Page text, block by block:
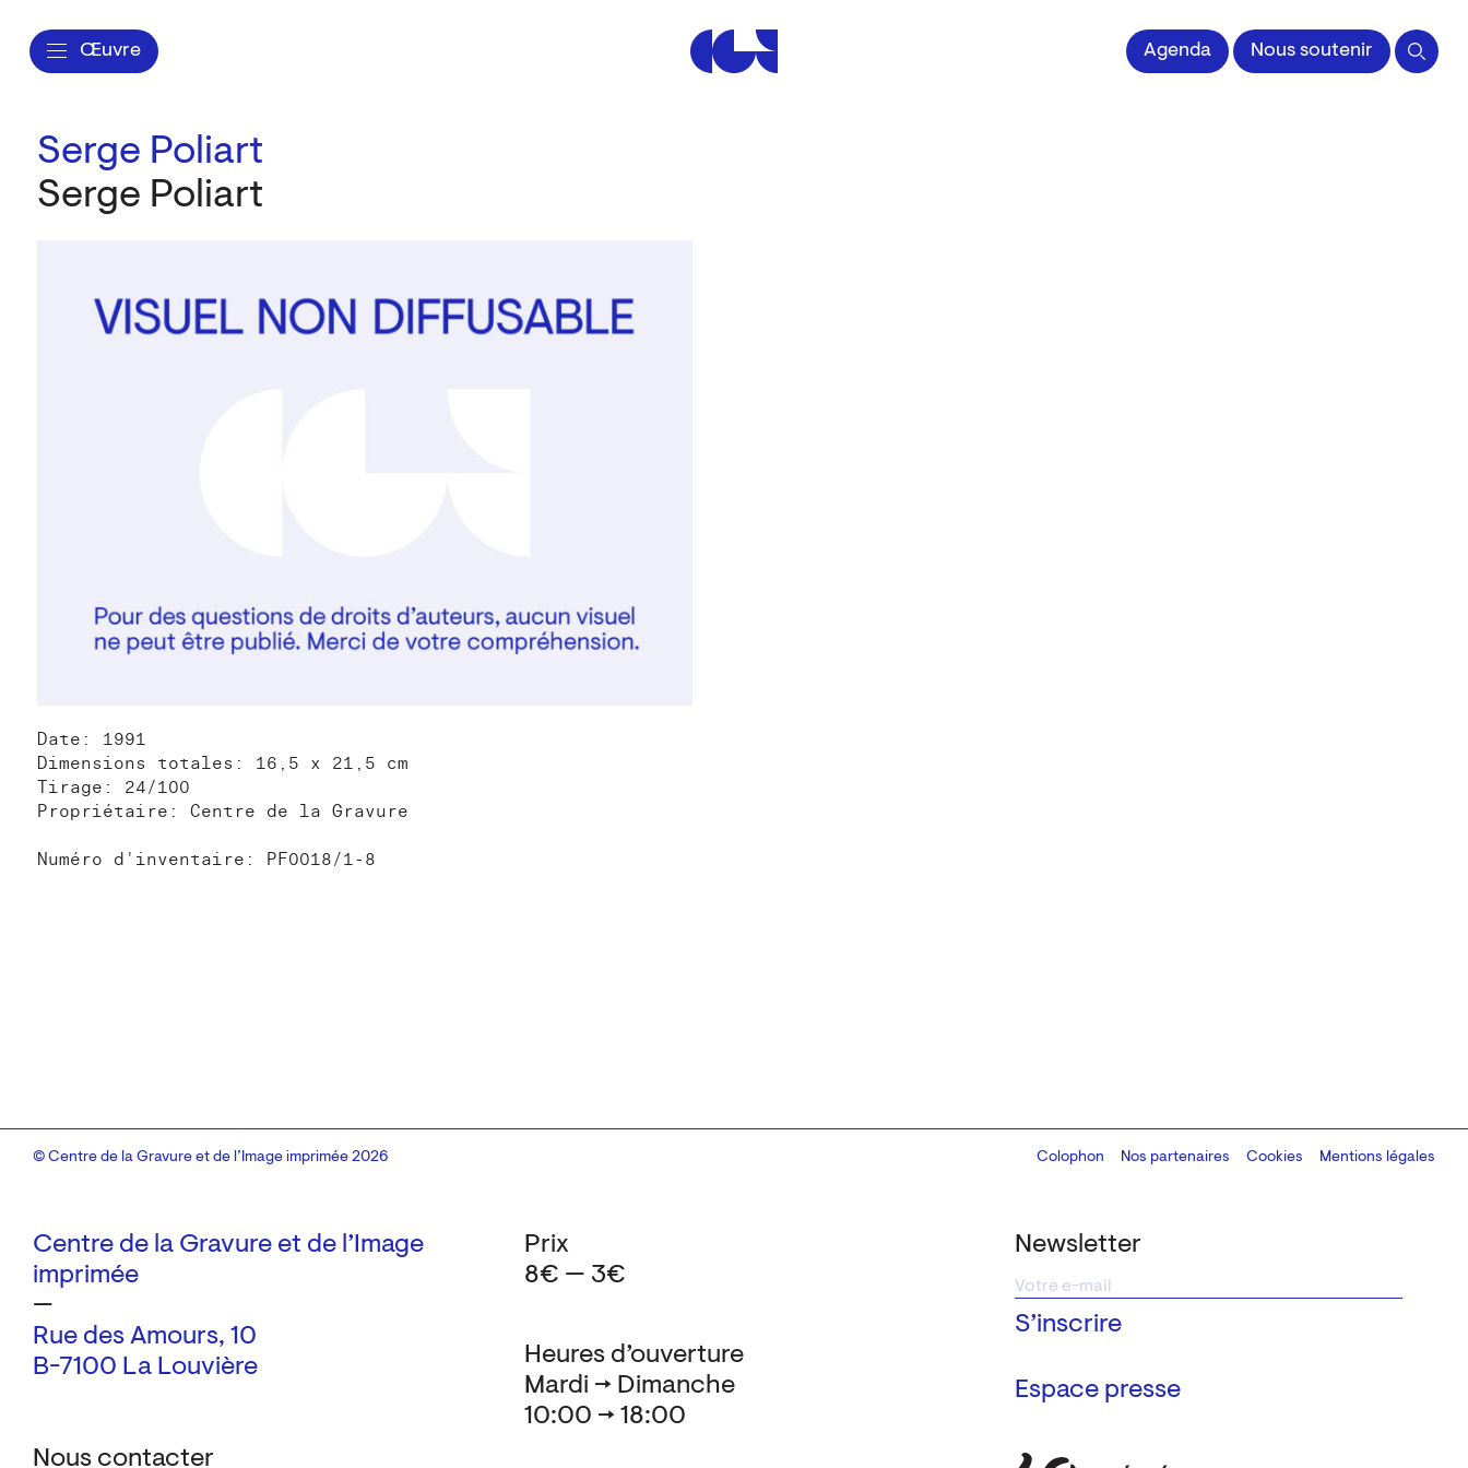
Œuvre Centre de la Gravure et de l'Image impriméeAgenda Nous soutenir
Serge Poliart
Serge Poliart
Date: 1991
Dimensions totales: 16,5 x 21,5 cm
Tirage: 24/100
Propriétaire: Centre de la Gravure
Numéro d'inventaire: PF0018/1-8
Centre de la Gravure et de l’Image
imprimée
—
Rue des Amours, 10
B-7100 La Louvière
Nous contacter
Newsletter
Espace presse
Heures d’ouverture
Mardi → Dimanche
10:00 → 18:00
Prix
8€ — 3€
© Centre de la Gravure et de l’Image imprimée 2026 Colophon
Design:Marcel Kaczmarek, code:8080.studio
Nos partenaires Cookies Mentions légales